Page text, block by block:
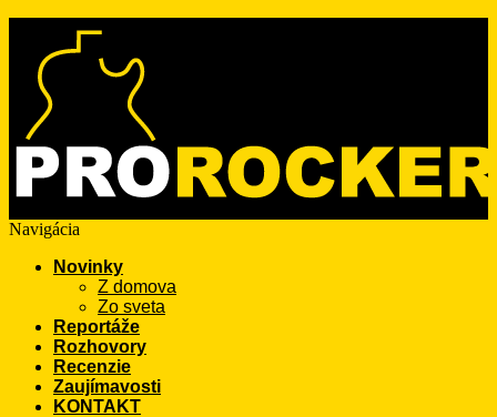
Navigácia
Novinky
Z domova
Zo sveta
Reportáže
Rozhovory
Recenzie
Zaujímavosti
KONTAKT